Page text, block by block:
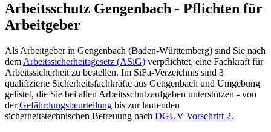
Arbeitsschutz Gengenbach - Pflichten für
Arbeitgeber
Als Arbeitgeber in Gengenbach (Baden-Württemberg) sind Sie nach
dem Arbeitssicherheitsgesetz (ASiG) verpflichtet, eine Fachkraft für
Arbeitssicherheit zu bestellen. Im SiFa-Verzeichnis sind 3
qualifizierte Sicherheitsfachkräfte aus Gengenbach und Umgebung
gelistet, die Sie bei allen Arbeitsschutzaufgaben unterstützen - von
derGefährdungsbeurteilung bis zur laufenden
sicherheitstechnischen Betreuung nach DGUV Vorschrift 2.